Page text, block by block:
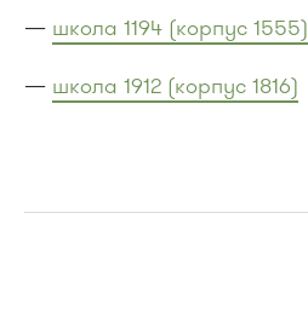
— школа 1194 (корпус 1555)
— школа 1912 (корпус 1816)